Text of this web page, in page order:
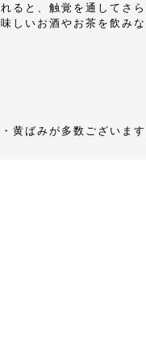
ると、触覚を通してさ
しいお酒やお茶を飲み
黄ばみが多数ございます